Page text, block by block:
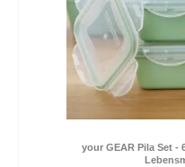
your GEAR Pila Set -